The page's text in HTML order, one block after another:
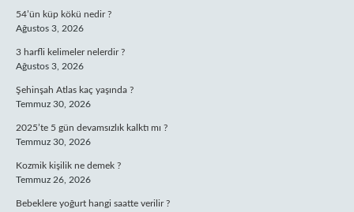
54’ün küp kökü nedir ?
Ağustos 3, 2026
3 harfli kelimeler nelerdir ?
Ağustos 3, 2026
Şehinşah Atlas kaç yaşında ?
Temmuz 30, 2026
2025’te 5 gün devamsızlık kalktı mı ?
Temmuz 30, 2026
Kozmik kişilik ne demek ?
Temmuz 26, 2026
Bebeklere yoğurt hangi saatte verilir ?